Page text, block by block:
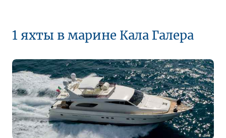
1 яхты в марине Кала Галера